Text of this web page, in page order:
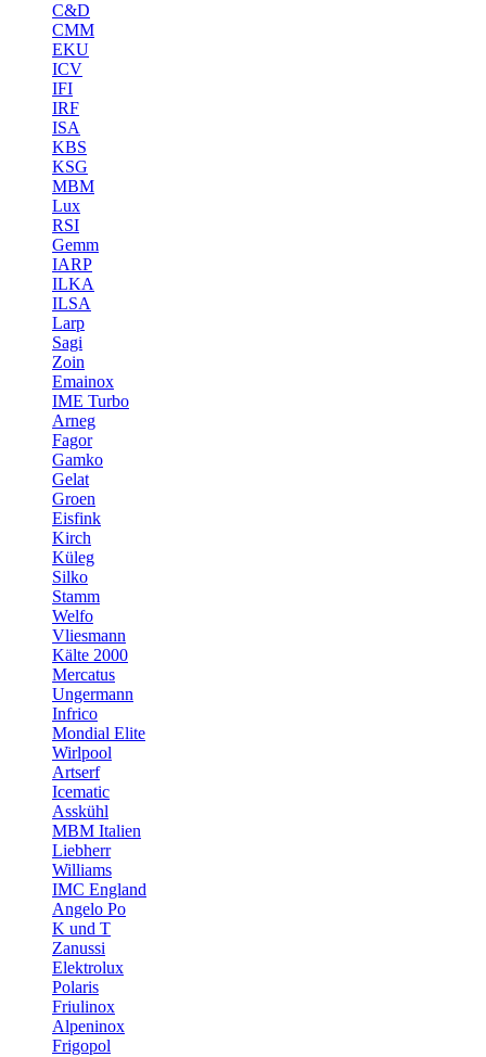
C&D
CMM
EKU
ICV
IFI
IRF
ISA
KBS
KSG
MBM
Lux
RSI
Gemm
IARP
ILKA
ILSA
Larp
Sagi
Zoin
Emainox
IME Turbo
Arneg
Fagor
Gamko
Gelat
Groen
Eisfink
Kirch
Küleg
Silko
Stamm
Welfo
Vliesmann
Kälte 2000
Mercatus
Ungermann
Infrico
Mondial Elite
Wirlpool
Artserf
Icematic
Asskühl
MBM Italien
Liebherr
Williams
IMC England
Angelo Po
K und T
Zanussi
Elektrolux
Polaris
Friulinox
Alpeninox
Frigopol